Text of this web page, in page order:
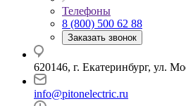
Телефоны
8 (800) 500 62 88
Заказать звонок
620146, г. Екатеринбург, ул.
info@pitonelectric.ru